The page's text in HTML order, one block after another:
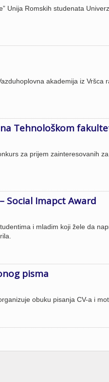
Unija Romskih studenata
akademija iz
Tehnološkom
za prijem zainteresovanih
Social Imapct Award
i mladim koji žele da
pisma
obuku pisanja CV-a i